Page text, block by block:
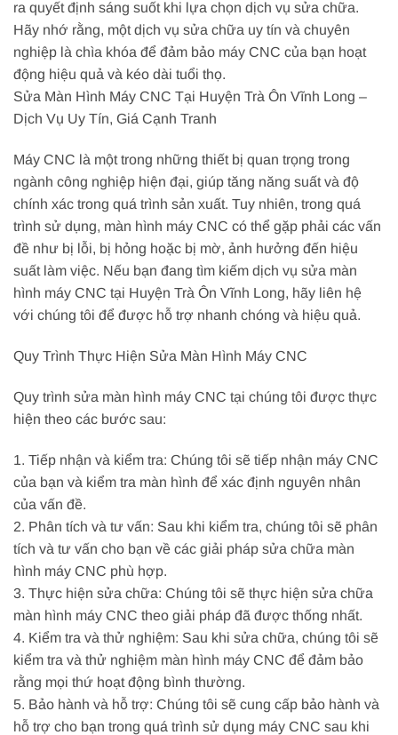
ra quyết định sáng suốt khi lựa chọn dịch vụ sửa chữa.
Hãy nhớ rằng, một dịch vụ sửa chữa uy tín và chuyên
nghiệp là chìa khóa để đảm bảo máy CNC của bạn hoạt
động hiệu quả và kéo dài tuổi thọ.
Sửa Màn Hình Máy CNC Tại Huyện Trà Ôn Vĩnh Long –
Dịch Vụ Uy Tín, Giá Cạnh Tranh
Máy CNC là một trong những thiết bị quan trọng trong
ngành công nghiệp hiện đại, giúp tăng năng suất và độ
chính xác trong quá trình sản xuất. Tuy nhiên, trong quá
trình sử dụng, màn hình máy CNC có thể gặp phải các vấn
đề như bị lỗi, bị hỏng hoặc bị mờ, ảnh hưởng đến hiệu
suất làm việc. Nếu bạn đang tìm kiếm dịch vụ sửa màn
hình máy CNC tại Huyện Trà Ôn Vĩnh Long, hãy liên hệ
với chúng tôi để được hỗ trợ nhanh chóng và hiệu quả.
Quy Trình Thực Hiện Sửa Màn Hình Máy CNC
Quy trình sửa màn hình máy CNC tại chúng tôi được thực
hiện theo các bước sau:
1. Tiếp nhận và kiểm tra: Chúng tôi sẽ tiếp nhận máy CNC
của bạn và kiểm tra màn hình để xác định nguyên nhân
của vấn đề.
2. Phân tích và tư vấn: Sau khi kiểm tra, chúng tôi sẽ phân
tích và tư vấn cho bạn về các giải pháp sửa chữa màn
hình máy CNC phù hợp.
3. Thực hiện sửa chữa: Chúng tôi sẽ thực hiện sửa chữa
màn hình máy CNC theo giải pháp đã được thống nhất.
4. Kiểm tra và thử nghiệm: Sau khi sửa chữa, chúng tôi sẽ
kiểm tra và thử nghiệm màn hình máy CNC để đảm bảo
rằng mọi thứ hoạt động bình thường.
5. Bảo hành và hỗ trợ: Chúng tôi sẽ cung cấp bảo hành và
hỗ trợ cho bạn trong quá trình sử dụng máy CNC sau khi